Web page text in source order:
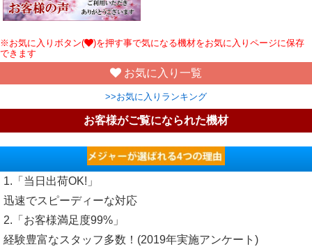
※お気に入りボタン(
)を押す事で気になる機材をお気に入りページに保存
できます
お気に入り一覧
>>お気に入りランキング
お客様がご覧になられた機材
1.「当日出荷OK!」
迅速でスピーディーな対応
2.「お客様満足度99%」
経験豊富なスタッフ多数！(2019年実施アンケート)